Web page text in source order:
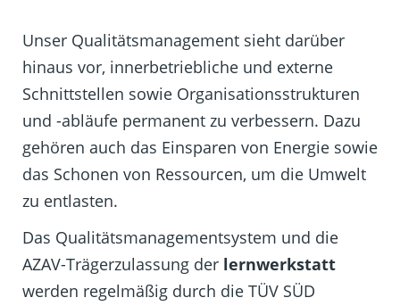
Unser Qualitätsmanagement sieht darüber
hinaus vor, innerbetriebliche und externe
Schnittstellen sowie Organisationsstrukturen
und -abläufe permanent zu verbessern. Dazu
gehören auch das Einsparen von Energie sowie
das Schonen von Ressourcen, um die Umwelt
zu entlasten.
Das Qualitätsmanagementsystem und die
AZAV-Trägerzulassung der lernwerkstatt
werden regelmäßig durch die TÜV SÜD